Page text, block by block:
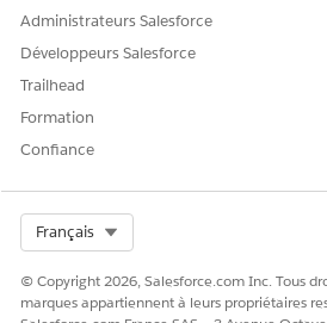
Administrateurs Salesforce
Développeurs Salesforce
Trailhead
Formation
Confiance
Français
© Copyright 2026, Salesforce.com Inc. Tous
marques appartiennent à leurs propriétaires